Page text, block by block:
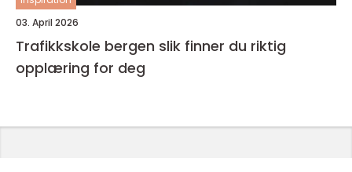
03. April 2026
Trafikkskole bergen slik finner du riktig
opplæring for deg